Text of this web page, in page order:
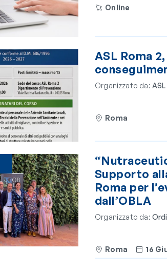
Online
ASL Roma
Organizzato da:
Roma
Supporto
Roma per
dall’OBLA
Organizzato da:
Roma 16